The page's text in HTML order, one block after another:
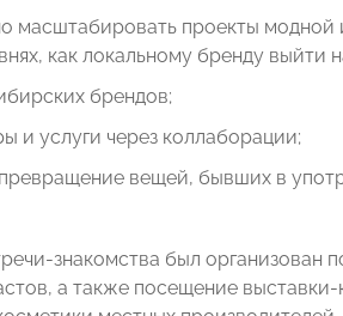
масштабировать проекты модной
как локальному бренду выйти
брендов;
и услуги через коллаборации;
вещей, бывших в
знакомства был организован
а также посещение